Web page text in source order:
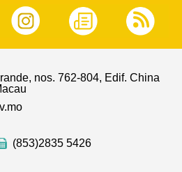
nos. 762-804, Edif. China
(853)2835 5426